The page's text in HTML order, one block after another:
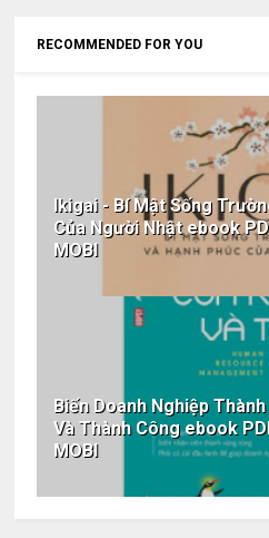
RECOMMENDED FOR YOU
Ikigai - Bí Mật Sống
Của Người Nhật ebook
MOBI
Biến Doanh Nghiệp
Và Thành Công ebook
MOBI